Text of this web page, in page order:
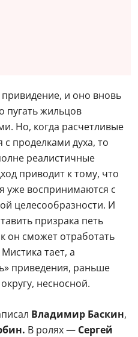
и оно вновь
пугать жильцов
Но, когда расчетливые
проделками духа, то
реалистичные
приводит к тому, что
уже воспринимаются с
целесообразности. И
призрака петь
он сможет отработать
тает, а
приведения, раньше
несносной.
Владимир Баскин,
В ролях — Сергей